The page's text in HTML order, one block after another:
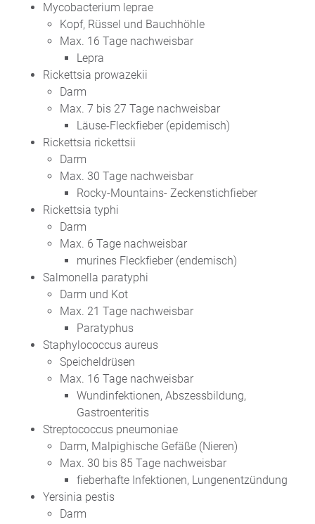
Mycobacterium leprae
Kopf, Rüssel und Bauchhöhle
Max. 16 Tage nachweisbar
Lepra
Rickettsia prowazekii
Darm
Max. 7 bis 27 Tage nachweisbar
Läuse-Fleckfieber (epidemisch)
Rickettsia rickettsii
Darm
Max. 30 Tage nachweisbar
Rocky-Mountains- Zeckenstichfieber
Rickettsia typhi
Darm
Max. 6 Tage nachweisbar
murines Fleckfieber (endemisch)
Salmonella paratyphi
Darm und Kot
Max. 21 Tage nachweisbar
Paratyphus
Staphylococcus aureus
Speicheldrüsen
Max. 16 Tage nachweisbar
Wundinfektionen, Abszessbildung,
Gastroenteritis
Streptococcus pneumoniae
Darm, Malpighische Gefäße (Nieren)
Max. 30 bis 85 Tage nachweisbar
fieberhafte Infektionen, Lungenentzündung
Yersinia pestis
Darm